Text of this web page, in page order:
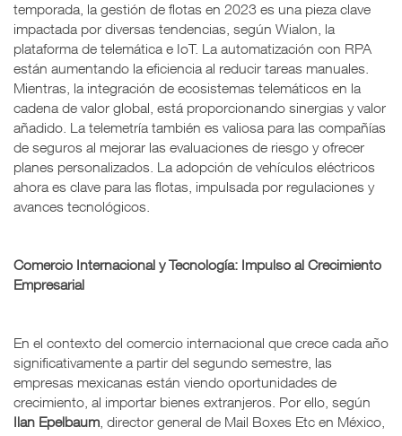
temporada, la gestión de flotas en 2023 es una pieza clave
impactada por diversas tendencias, según Wialon, la
plataforma de telemática e IoT. La automatización con RPA
están aumentando la eficiencia al reducir tareas manuales.
Mientras, la integración de ecosistemas telemáticos en la
cadena de valor global, está proporcionando sinergias y valor
añadido. La telemetría también es valiosa para las compañías
de seguros al mejorar las evaluaciones de riesgo y ofrecer
planes personalizados. La adopción de vehículos eléctricos
ahora es clave para las flotas, impulsada por regulaciones y
avances tecnológicos.
Comercio Internacional y Tecnología: Impulso al Crecimiento
Empresarial
En el contexto del comercio internacional que crece cada año
significativamente a partir del segundo semestre, las
empresas mexicanas están viendo oportunidades de
crecimiento, al importar bienes extranjeros. Por ello, según
Ilan Epelbaum , director general de Mail Boxes Etc en México,